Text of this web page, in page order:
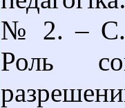
№ 2. – С.
Роль